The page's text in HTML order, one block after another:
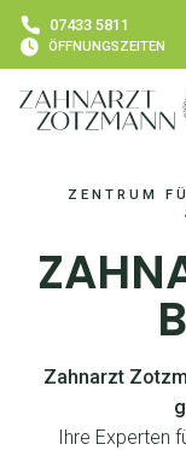
07433 5811
ÖFFNUNGSZEITEN
ZENTRUM
Zahnarzt
Ihre Experten